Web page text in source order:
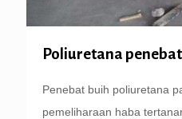
Poliuretana
Penebat buih
pemeliharaan haba